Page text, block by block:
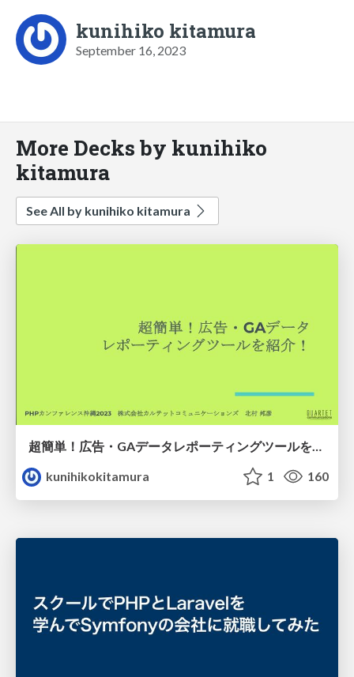
kunihiko kitamura
September 16, 2023
More Decks by kunihiko
kitamura
See All by kunihiko kitamura
超簡単！広告・GAデータレポーティングツールを紹介！
kunihikokitamura
1 160